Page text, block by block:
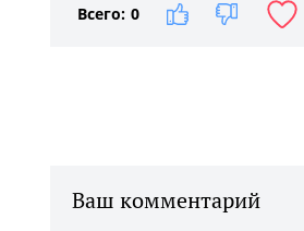
Всего: 0
Ваш комментарий